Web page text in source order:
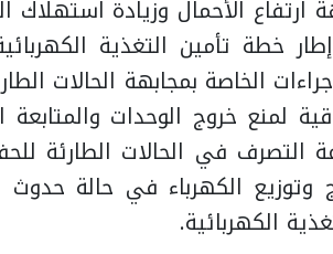
ارتفاع الأحمال وزيادة استهلاك
خطة تأمين التغذية
الخاصة بمجابهة الحالات
لمنع خروج الوحدات والمتابعة
التصرف في الحالات الطارئة
وتوزيع الكهرباء في حالة
الكهربائية.